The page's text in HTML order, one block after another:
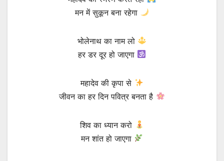
मन में सुकून बना रहेगा
भोलेनाथ का नाम लो
हर डर दूर हो जाएगा
महादेव की कृपा से
जीवन का हर दिन पवित्र बनता है
शिव का ध्यान करो
मन शांत हो जाएगा